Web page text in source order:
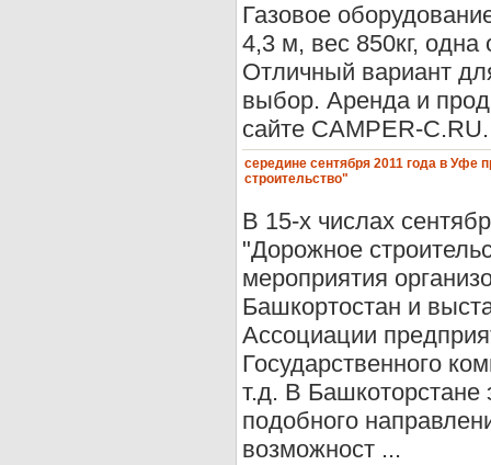
Газовое
4,3 м, вес 850кг, одна
Отличный вариант
выбор. Аренда и
сайте CAMPER-
середине сентября 2011 года в
строительство"
В 15-х числах
"Дорожное
мероприятия
Башкортостан и
Ассоциации
Государственного
т.д. В Башкоторстане
подобного
возможност ...